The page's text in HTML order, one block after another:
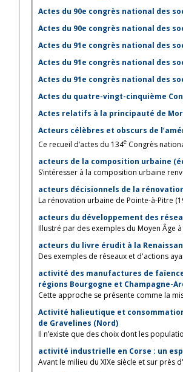
Actes du 90e congrès national des
Actes du 90e congrès national des
Actes du 91e congrès national des
Actes du 91e congrès national des
Actes du 91e congrès national des
Actes du quatre-vingt-cinquième
Actes relatifs à la principauté de
Acteurs célèbres et obscurs de
Ce recueil d’actes du 134e Congrès
acteurs de la composition urbaine
S’intéresser à la composition urbaine
La rénovation urbaine de Pointe-à-Pitre
acteurs du développement des
Illustré par des exemples du Moyen Âge
acteurs du livre érudit à la
Des exemples de réseaux et d'actions
activité des manufactures de
régions Bourgogne et Champagne-
Cette approche se présente comme la
Activité halieutique et
de Gravelines (Nord)
Il n’existe que des choix dont les
activité industrielle en Corse : un
Avant le milieu du XIXe siècle et sur près